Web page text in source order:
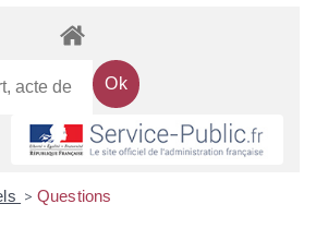
> Questions